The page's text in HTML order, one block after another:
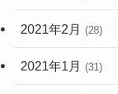
2021年2月 (28)
2021年1月 (31)